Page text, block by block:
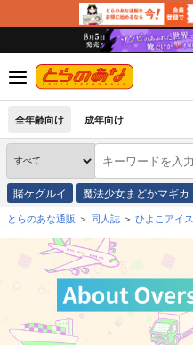
全年齢向け 成年向け
賭ケグルイ 魔法少女まどかマギカ
とらのあな通販 同人誌 ひよこアイス